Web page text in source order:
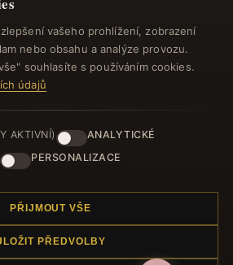
vašeho prohlížení, zobrazení
nebo obsahu a analýze provozu.
souhlasíte s používáním cookies.
údajů
AKTIVNÍ)
ANALYTICKÉ
PERSONALIZACE
PŘIJMOUT VŠE
PŘEDVOLBY
SLEDUJTE NÁS